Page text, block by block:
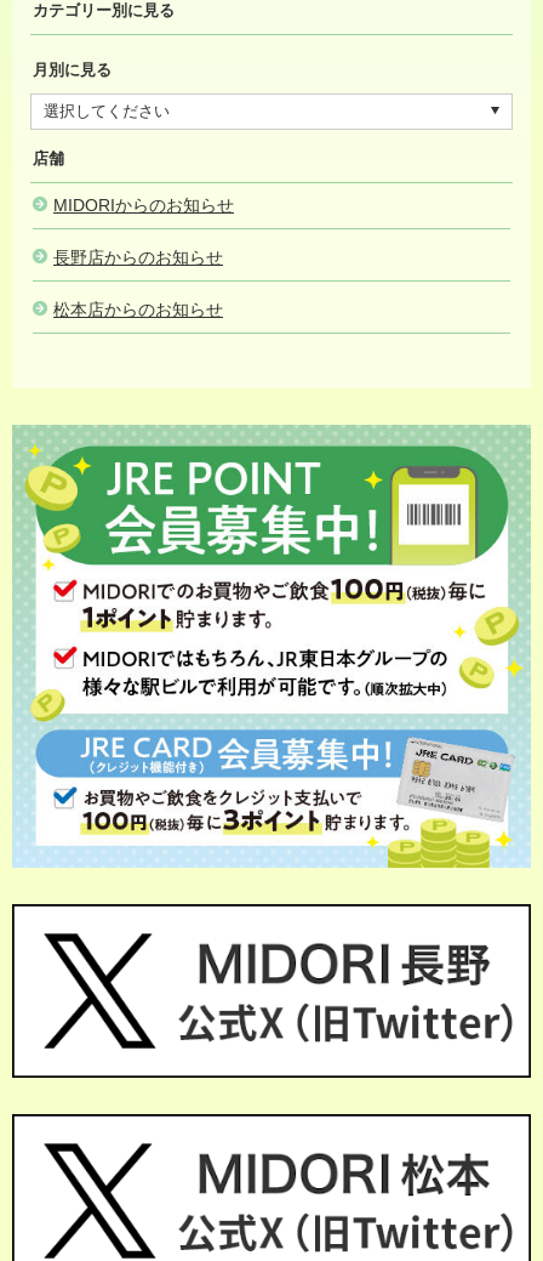
カテゴリー別に見る
月別に見る
店舗
MIDORIからのお知らせ
長野店からのお知らせ
松本店からのお知らせ